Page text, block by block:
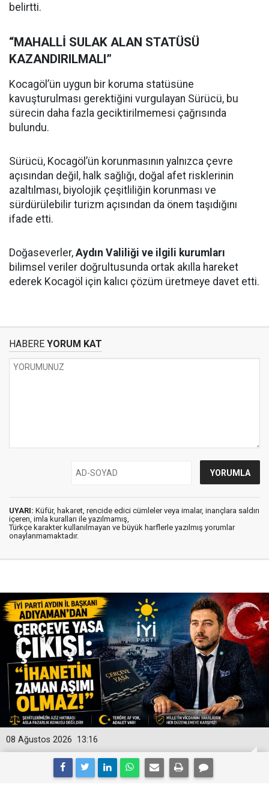
belirtti.
“MAHALLİ SULAK ALAN STATÜSÜ
KAZANDIRILMALI”
Kocagöl’ün uygun bir koruma statüsüne
kavuşturulması gerektiğini vurgulayan Sürücü, bu
sürecin daha fazla geciktirilmemesi çağrısında
bulundu.
Sürücü, Kocagöl’ün korunmasının yalnızca çevre
açısından değil, halk sağlığı, doğal afet risklerinin
azaltılması, biyolojik çeşitliliğin korunması ve
sürdürülebilir turizm açısından da önem taşıdığını
ifade etti.
Doğaseverler, Aydın Valiliği ve ilgili kurumları
bilimsel veriler doğrultusunda ortak akılla hareket
ederek Kocagöl için kalıcı çözüm üretmeye davet etti.
HABERE YORUM KAT
UYARI: Küfür, hakaret, rencide edici cümleler veya imalar, inançlara saldırı
içeren, imla kuralları ile yazılmamış,
Türkçe karakter kullanılmayan ve büyük harflerle yazılmış yorumlar
onaylanmamaktadır.
13:16
08 Ağustos 2026